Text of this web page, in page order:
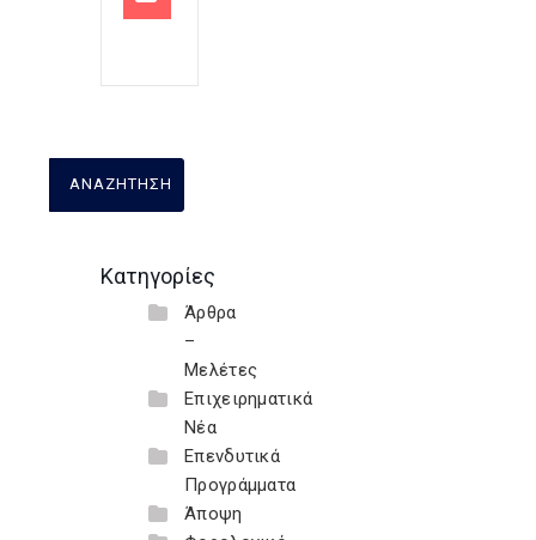
Κατηγορίες
Άρθρα
–
Μελέτες
Επιχειρηματικά
Νέα
Επενδυτικά
Προγράμματα
Άποψη